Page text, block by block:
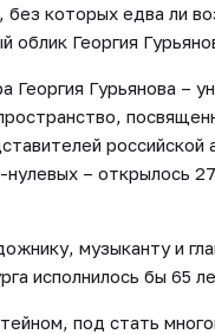
без которых едва ли
облик Георгия
Георгия Гурьянова –
российской
– открылось
музыканту и
исполнилось бы 65
под стать